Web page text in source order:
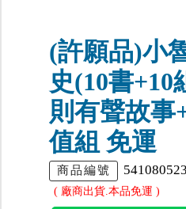
(許願品)小
史(10書+10
則有聲故事
值組 免運
商品編號
( 廠商出貨.本品免運 )